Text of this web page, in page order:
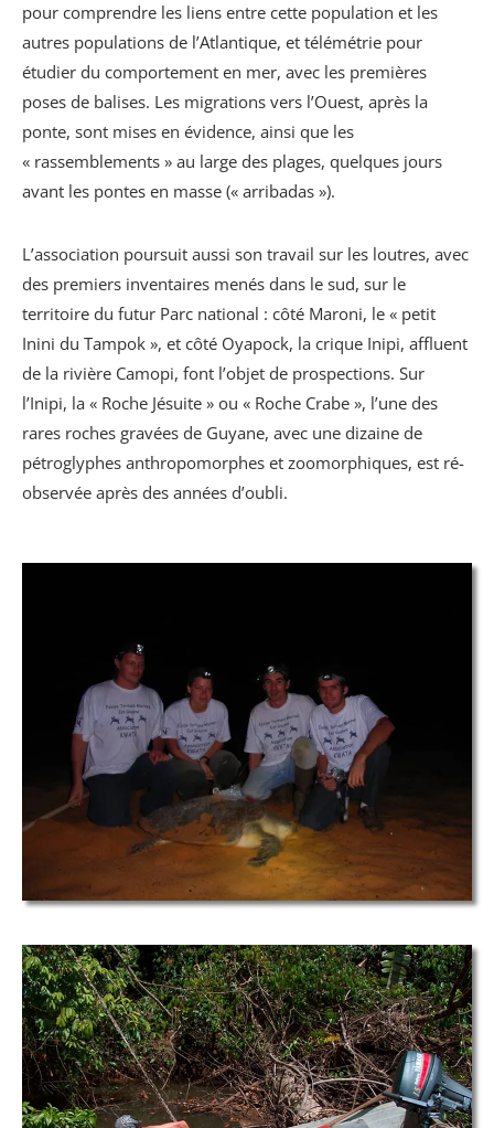
pour comprendre les liens entre cette population et les
autres populations de l’Atlantique, et télémétrie pour
étudier du comportement en mer, avec les premières
poses de balises. Les migrations vers l’Ouest, après la
ponte, sont mises en évidence, ainsi que les
« rassemblements » au large des plages, quelques jours
avant les pontes en masse (« arribadas »).
L’association poursuit aussi son travail sur les loutres, avec
des premiers inventaires menés dans le sud, sur le
territoire du futur Parc national : côté Maroni, le « petit
Inini du Tampok », et côté Oyapock, la crique Inipi, affluent
de la rivière Camopi, font l’objet de prospections. Sur
l’Inipi, la « Roche Jésuite » ou « Roche Crabe », l’une des
rares roches gravées de Guyane, avec une dizaine de
pétroglyphes anthropomorphes et zoomorphiques, est ré-
observée après des années d’oubli.